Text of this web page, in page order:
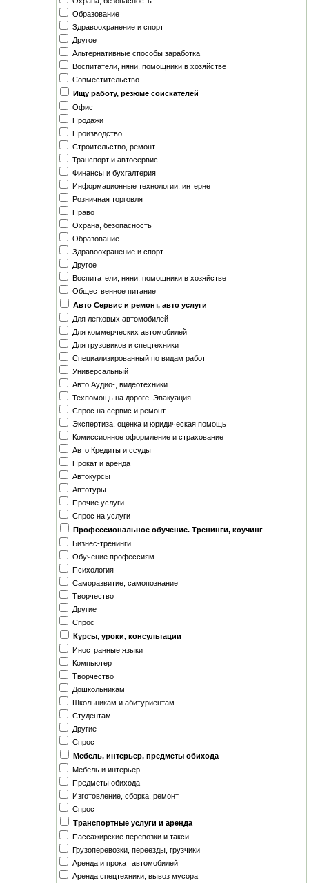
Образование
Здравоохранение и спорт
Другое
Альтернативные способы заработка
Воспитатели, няни, помощники в хозяйстве
Совместительство
Ищу работу, резюме соискателей
Офис
Продажи
Производство
Строительство, ремонт
Транспорт и автосервис
Финансы и бухгалтерия
Информационные технологии, интернет
Розничная торговля
Право
Охрана, безопасность
Образование
Здравоохранение и спорт
Другое
Воспитатели, няни, помощники в хозяйстве
Общественное питание
Авто Сервис и ремонт, авто услуги
Для легковых автомобилей
Для коммерческих автомобилей
Для грузовиков и спецтехники
Специализированный по видам работ
Универсальный
Авто Аудио-, видеотехники
Техпомощь на дороге. Эвакуация
Спрос на сервис и ремонт
Экспертиза, оценка и юридическая помощь
Комиссионное оформление и страхование
Авто Кредиты и ссуды
Прокат и аренда
Автокурсы
Автотуры
Прочие услуги
Спрос на услуги
Профессиональное обучение. Тренинги, коучинг
Бизнес-тренинги
Обучение профессиям
Психология
Саморазвитие, самопознание
Творчество
Другие
Спрос
Курсы, уроки, консультации
Иностранные языки
Компьютер
Творчество
Дошкольникам
Школьникам и абитуриентам
Студентам
Другие
Спрос
Мебель, интерьер, предметы обихода
Мебель и интерьер
Предметы обихода
Изготовление, сборка, ремонт
Спрос
Транспортные услуги и аренда
Пассажирские перевозки и такси
Грузоперевозки, переезды, грузчики
Аренда и прокат автомобилей
Аренда спецтехники, вывоз мусора